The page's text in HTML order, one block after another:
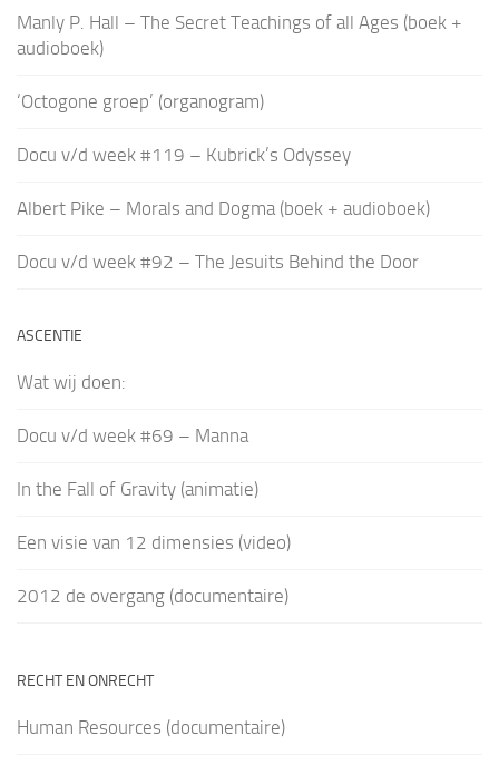
Manly P. Hall – The Secret Teachings of all Ages (boek +
audioboek)
‘Octogone groep’ (organogram)
Docu v/d week #119 – Kubrick’s Odyssey
Albert Pike – Morals and Dogma (boek + audioboek)
Docu v/d week #92 – The Jesuits Behind the Door
ASCENTIE
Wat wij doen:
Docu v/d week #69 – Manna
In the Fall of Gravity (animatie)
Een visie van 12 dimensies (video)
2012 de overgang (documentaire)
RECHT EN ONRECHT
Human Resources (documentaire)